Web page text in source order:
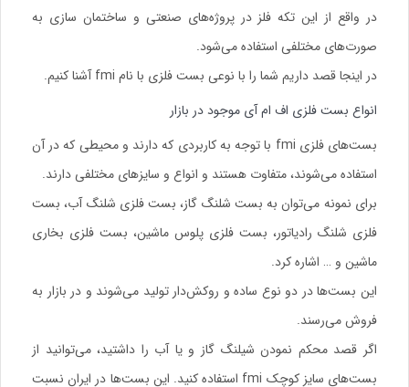
در واقع از این تکه فلز در پروژه‌های صنعتی و ساختمان سازی به
صورت‌های مختلفی استفاده می‌شود.
در اینجا قصد داریم شما را با نوعی بست فلزی با نام fmi آشنا کنیم.
انواع بست فلزی اف ام آی موجود در بازار
بست‌های فلزی fmi با توجه به کاربردی که دارند و محیطی که در آن
استفاده می‌شوند، متفاوت هستند و انواع و سایزهای مختلفی دارند.
برای نمونه می‌توان به بست شلنگ گاز، بست فلزی شلنگ آب، بست
فلزی شلنگ رادیاتور، بست فلزی پلوس ماشین، بست فلزی بخاری
ماشین و … اشاره کرد.
این بست‌ها در دو نوع ساده و روکش‌دار تولید می‌شوند و در بازار به
فروش می‌رسند.
اگر قصد محکم نمودن شیلنگ گاز و یا آب را داشتید، می‌توانید از
بست‌های سایز کوچک fmi استفاده کنید. این بست‌ها در ایران نسبت